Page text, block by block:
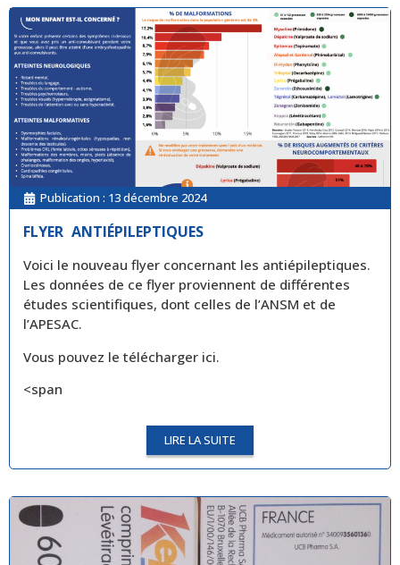
Publication : 13 décembre 2024
FLYER ANTIÉPILEPTIQUES
Voici le nouveau flyer concernant les antiépileptiques.
Les données de ce flyer proviennent de différentes
études scientifiques, dont celles de l’ANSM et de
l’APESAC.
Vous pouvez le télécharger ici.
<span
LIRE LA SUITE